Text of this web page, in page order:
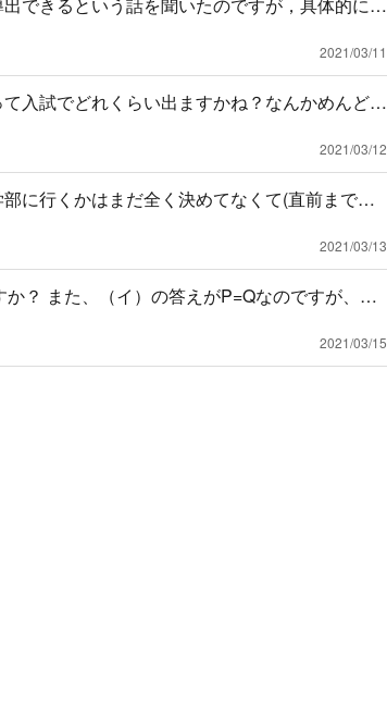
2021/03/11
入試でどれくらい出ますかね？なんかめんどく
し
2021/03/12
に行くかはまだ全く決めてなくて(直前まで悩
2021/03/13
？ また、（イ）の答えがP=Qなのですが、な
2021/03/15